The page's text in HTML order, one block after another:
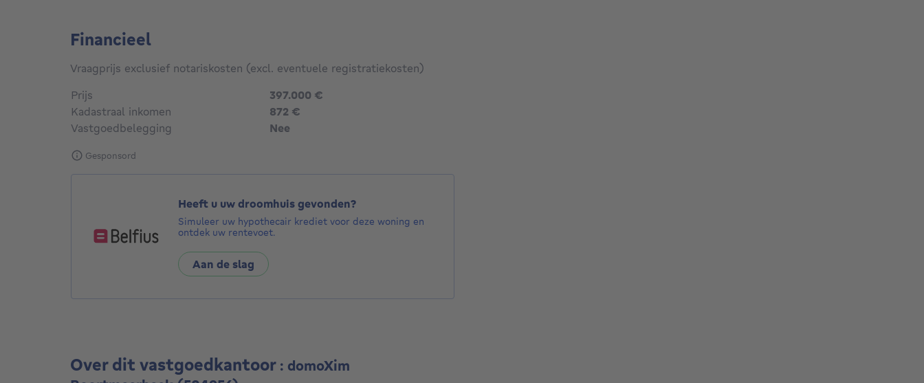
Financieel
Vraagprijs exclusief notariskosten (excl. eventuele registratiekosten)
Prijs
397.000 €
Kadastraal inkomen
872 €
Vastgoedbelegging
Nee
Gesponsord
Heeft u uw droomhuis gevonden?
Simuleer uw hypothecair krediet voor deze woning en
ontdek uw rentevoet.
Aan de slag
Over dit vastgoedkantoor : domoXim